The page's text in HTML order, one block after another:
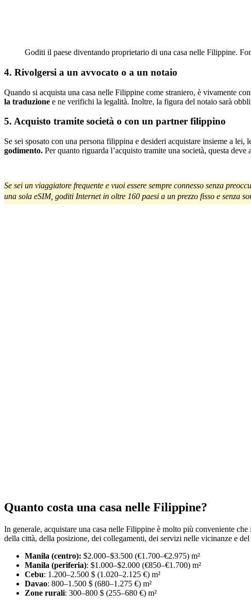
Goditi il paese diventando proprietario di una casa nelle Filippine.
4. Rivolgersi a un avvocato o a un notaio
Quando si acquista una casa nelle Filippine come straniero, è vivamente
la traduzione e ne verifichi la legalità. Inoltre, la figura del notaio sarà
5. Acquisto tramite società o con un partner filippino
Se sei sposato con una persona filippina e desideri acquistare insieme a
godimento. Per quanto riguarda l’acquisto tramite una società, questa
Se sei un viaggiatore frequente e vuoi essere sempre connesso senza
una sola eSIM, goditi Internet in oltre 160 paesi a un prezzo fisso e senza
Quanto costa una casa nelle Filippine?
In generale, acquistare una casa nelle Filippine è molto più conveniente che
della città, della posizione, dei collegamenti, dei servizi nelle vicinanze e
Manila (centro): $2.000–$3.500 (€1.700–€2.975) m²
Manila (periferia): $1.000–$2.000 (€850–€1.700) m²
Cebu: 1.200–2.500 $ (1.020–2.125 €) m²
Davao: 800–1.500 $ (680–1.275 €) m²
Zone rurali: 300–800 $ (255–680 €) m²